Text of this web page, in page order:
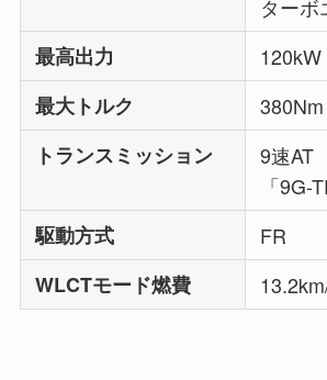
ターボ
最高出力
120kW
最大トルク
380Nm
トランスミッション
9速AT
「9G-
駆動方式
FR
WLCTモード燃費